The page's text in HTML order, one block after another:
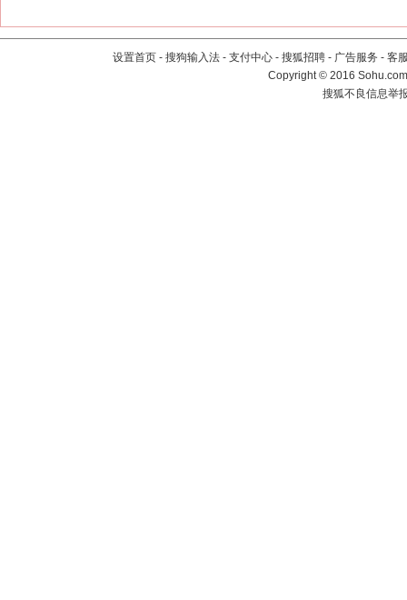
设置首页 - 搜狗输入法 - 支付中心 - 搜狐招聘 - 广告服务 - 客
Copyright©2016
搜狐不良信息举